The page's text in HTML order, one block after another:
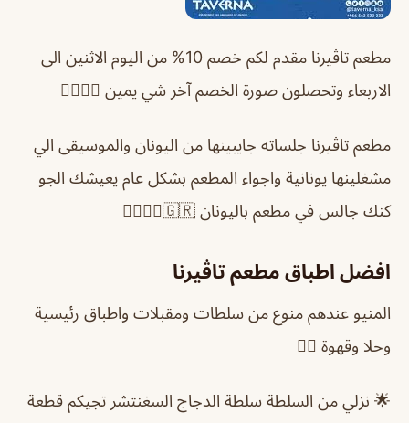
مطعم تاڤيرنا مقدم لكم خصم 10% من اليوم الاثنين الى
الاربعاء وتحصلون صورة الخصم آخر شي يمين 👍🏻😍😍
مطعم تاڤيرنا جلساته جايبينها من اليونان والموسيقى الي
مشغلينها يونانية واجواء المطعم بشكل عام يعيشك الجو
كنك جالس في مطعم باليونان 🇬🇷👌🏻👌🏻
افضل اطباق مطعم تاڤيرنا
المنيو عندهم منوع من سلطات ومقبلات واطباق رئيسية
وحلا وقهوة 👌🏻
🌟 نزلي من السلطة سلطة الدجاج السغنتشر تجيكم قطعة